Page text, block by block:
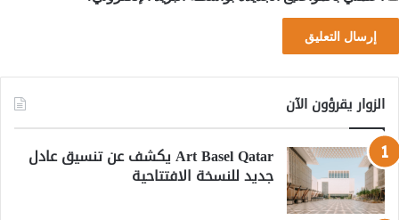
الزوار يقرؤون الآن
Art Basel Qatar يكشف عن تنسيق عادل
جديد للنسخة الافتتاحية